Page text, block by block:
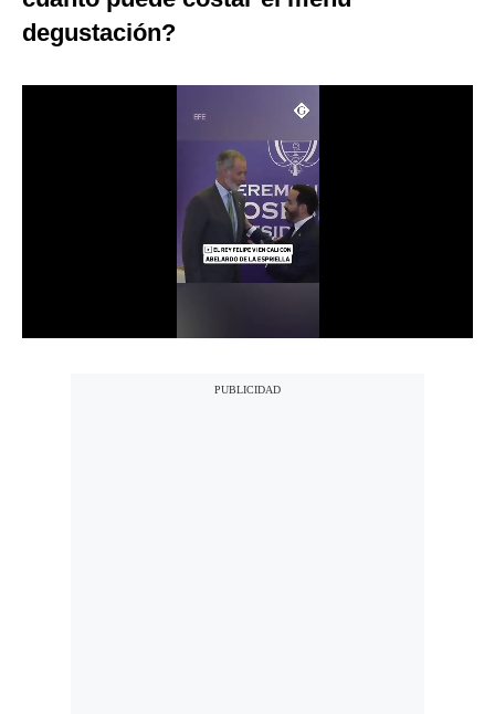
Internacional
degustación?